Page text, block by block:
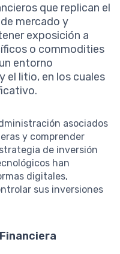
que replican el
mercado y
exposición a
o commodities
entorno
el litio, en los cuales
asociados
y comprender
de inversión
han
digitales,
sus inversiones